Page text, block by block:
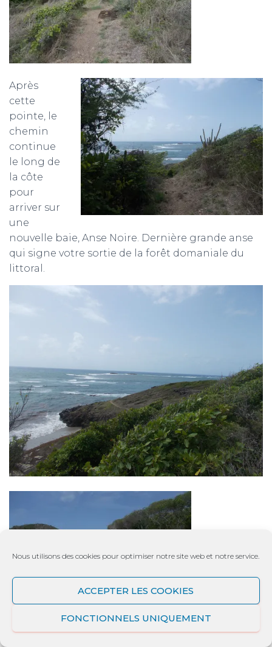
Nous utilisons des cookies pour optimiser notre site web et notre service.
ACCEPTER LES COOKIES
FONCTIONNELS UNIQUEMENT
Après
cette
pointe, le
chemin
continue
le long de
la côte
pour
arriver sur
une
nouvelle baie, Anse Noire. Dernière grande anse
qui signe votre sortie de la forêt domaniale du
littoral.